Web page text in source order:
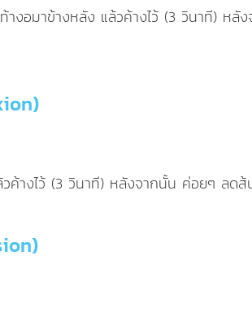
างอมาข้างหลัง แล้วค้างไว้ (3 วินาที) หลั
วค้างไว้ (3 วินาที) หลังจากนั้น ค่อยๆ ลด